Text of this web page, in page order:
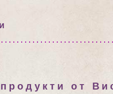
от